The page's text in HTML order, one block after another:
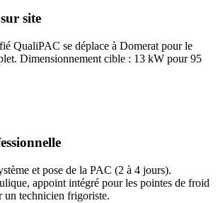
site
QualiPAC se déplace à Domerat pour le
Dimensionnement cible : 13 kW pour 95
et pose de la PAC (2 à 4 jours).
appoint intégré pour les pointes de froid
un technicien frigoriste.